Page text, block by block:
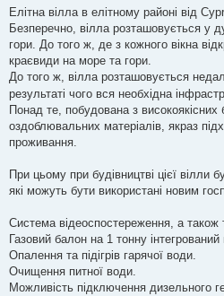
о
м
л
е
н
н
я
Елітна вілла в елітному районі від
Безперечно, вілла розташовується у
гори. До того ж, де з кожного вікна
краєвиди на море та гори.
До того ж, вілла розташовується
результаті чого вся необхідна
Понад те, побудована з високоякісних
оздоблювальних матеріалів, якраз
проживання.
При цьому при будівництві цієї вілли
які можуть бути використані новим
Система відеоспостереження, а також
Газовий балон на 1 тонну
Опалення та підігрів гарячої води.
Очищення питної води.
Можливість підключення дизельного